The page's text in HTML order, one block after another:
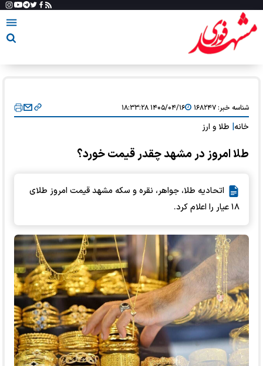
شناسه خبر:۱۶۸۲۴۷ ۱۴۰۵/۰۴/۱۶ ۱۸:۳۳:۲۸
خانه طلا و ارز
طلا امروز در مشهد چقدر قیمت خورد؟
اتحادیه طلا، جواهر، نقره و سکه مشهد قیمت امروز طلای
۱۸ عیار را اعلام کرد.